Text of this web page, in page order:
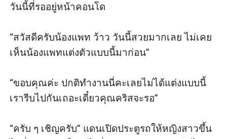
วันนี้ที่รออยู่หน้าคอนโด
“สวัสดีครับน้องแพท ว้าว วันนี้สวยมากเลย ไม่เคย
เห็นน้องแพทแต่งตัวแบบนี้มาก่อน”
“ขอบคุณค่ะ ปกติทำงานนี่คะเลยไม่ได้แต่งแบบนี้
เรารีบไปกันเถอะเดี๋ยวคุณคริสจะรอ”
“ครับ ๆ เชิญครับ” แดนเปิดประตูรถให้หญิงสาวขึ้น